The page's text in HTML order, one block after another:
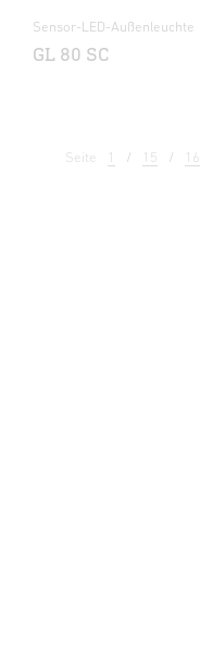
Sensor-LED-Außenleuchte
GL 80 SC
Seite 1 15 16